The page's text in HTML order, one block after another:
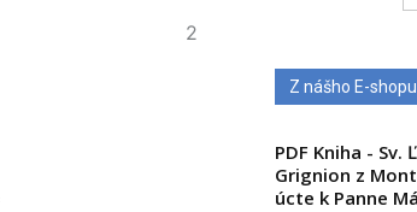
Z nášho E-shopu
PDF Kniha - Sv.
Grignion z
úcte k Panne